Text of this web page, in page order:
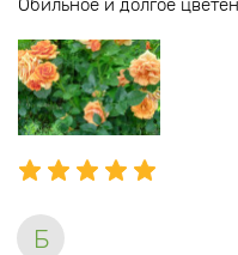
Обильное и долгое
Б